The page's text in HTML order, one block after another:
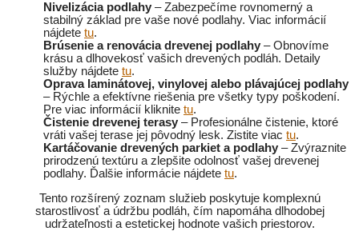
Nivelizácia podlahy – Zabezpečíme rovnomerný a
stabilný základ pre vaše nové podlahy. Viac informácií
nájdete tu.
Brúsenie a renovácia drevenej podlahy – Obnovíme
krásu a dlhovekosť vašich drevených podláh. Detaily
služby nájdete tu.
Oprava laminátovej, vinylovej alebo plávajúcej podlahy
– Rýchle a efektívne riešenia pre všetky typy poškodení.
Pre viac informácií kliknite tu.
Čistenie drevenej terasy – Profesionálne čistenie, ktoré
vráti vašej terase jej pôvodný lesk. Zistite viac tu.
Kartáčovanie drevených parkiet a podlahy – Zvýraznite
prirodzenú textúru a zlepšite odolnosť vašej drevenej
podlahy. Ďalšie informácie nájdete tu.
Tento rozšírený zoznam služieb poskytuje komplexnú
starostlivosť a údržbu podláh, čím napomáha dlhodobej
udržateľnosti a estetickej hodnote vašich priestorov.